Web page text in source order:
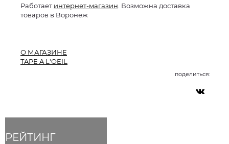
РЕЙТИНГ
Работаетинтернет-магазин . Возможна доставка
товаров в Воронеж
О МАГАЗИНЕ
TAPE A L'OEIL
поделиться: